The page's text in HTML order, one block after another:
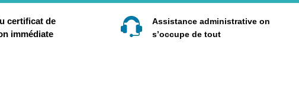
certificat de
immédiate
Assistance administrative on
s’occupe de tout